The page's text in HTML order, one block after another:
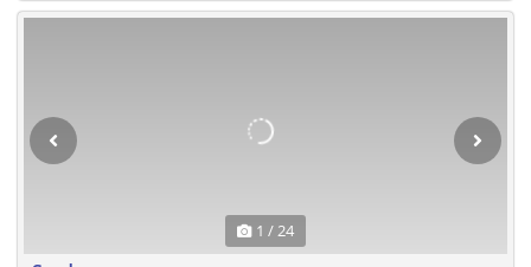
1 / 24